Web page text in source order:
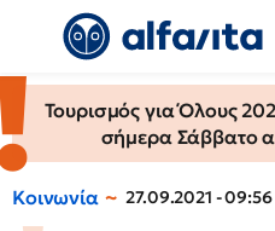
Τουρισμός για Όλους
σήμερα Σάββατο
Κοινωνία 27.09.2021 - 09:56